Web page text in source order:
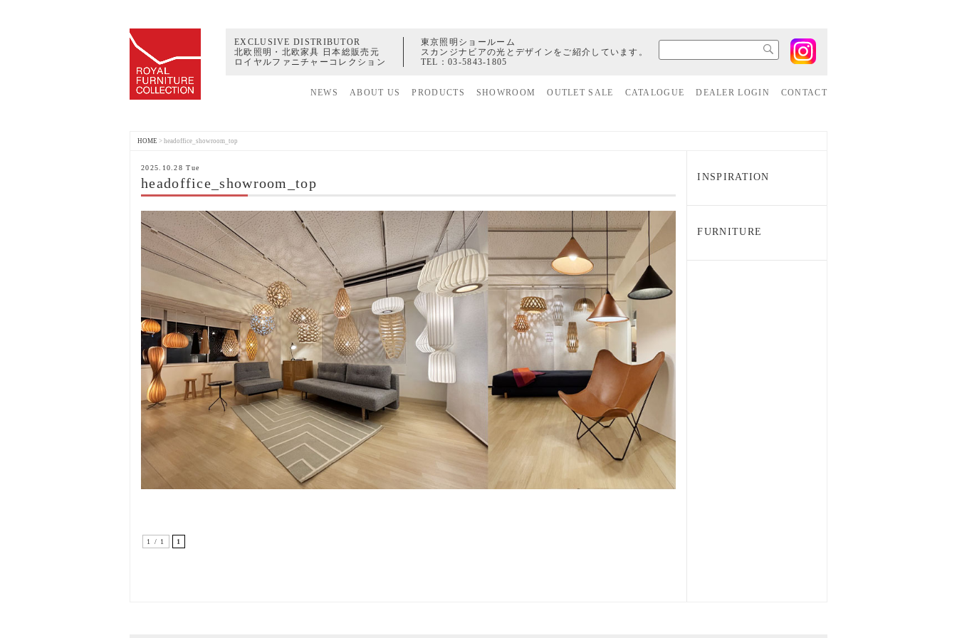
EXCLUSIVE DISTRIBUTOR
北欧照明・北欧家具 日本総販売元
ロイヤルファニチャーコレクション
東京照明ショールーム
スカンジナビアの光とデザインをご紹介しています。
TEL：03-5843-1805
NEWS ABOUT US PRODUCTS SHOWROOM OUTLET SALE CATALOGUE DEALER LOGIN CONTACT
HOME > headoffice_showroom_top
2025.10.28 Tue
headoffice_showroom_top
1 / 1 1
INSPIRATION
FURNITURE